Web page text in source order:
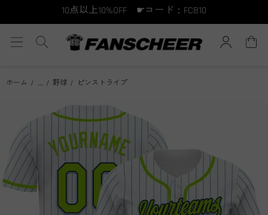
15点以上15%OFF ☛コード：FCB15
ホーム ... 野球 ピンストライプ